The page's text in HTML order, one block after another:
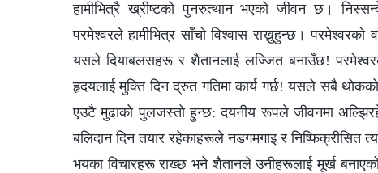
हामीभित्रै ख्रीष्टको पुनरुत्थान भएको जीवन छ।
परमेश्‍वरले हामीभित्र साँचो विश्‍वास राख्नुहुन्छ।
यसले दियाबलसहरू र शैतानलाई लज्जित बनाउँछ!
हृदयलाई मुक्ति दिन द्रुत गतिमा कार्य गर्छ! यसले सबै
एउटै मुढाको पुलजस्तो हुन्छ: दयनीय रूपले जीवनमा
बलिदान दिन तयार रहेकाहरूले नडगमगाइ र निष्फिक्रीसित
भयका विचारहरू राख्छ भने शैतानले उनीहरूलाई मूर्ख